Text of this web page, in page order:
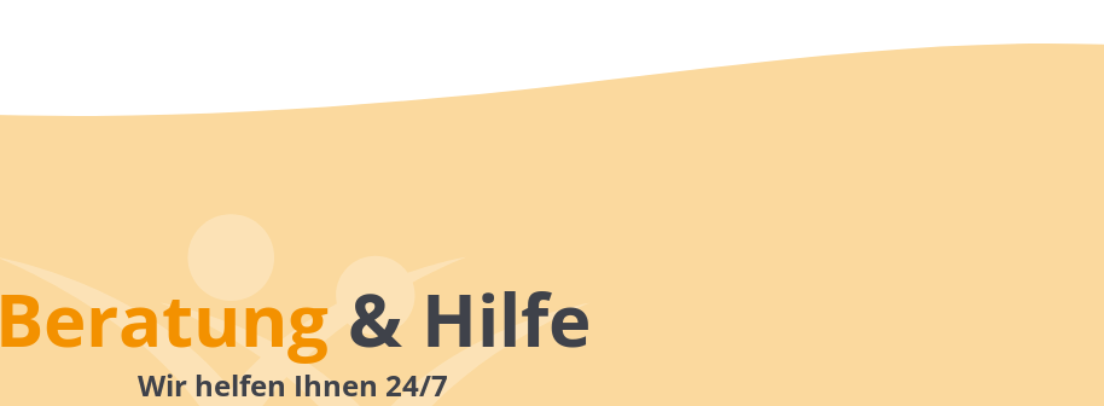
Beratung& Hilfe
Wir helfen Ihnen 24/7